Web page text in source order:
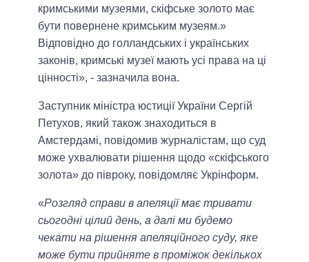
кримськими музеями, скіфське золото має
бути повернене кримським музеям.»
Відповідно до голландських і українських
законів, кримські музеї мають усі права на ці
цінності», - зазначила вона.
Заступник міністра юстиції України Сергій
Петухов, який також знаходиться в
Амстердамі, повідомив журналістам, що суд
може ухвалювати рішення щодо «скіфського
золота» до півроку, повідомляє Укрінформ.
«Розгляд справи в апеляції має тривати
сьогодні цілий день, а далі ми будемо
чекати на рішення апеляційного суду, яке
може бути прийняте в проміжок декількох